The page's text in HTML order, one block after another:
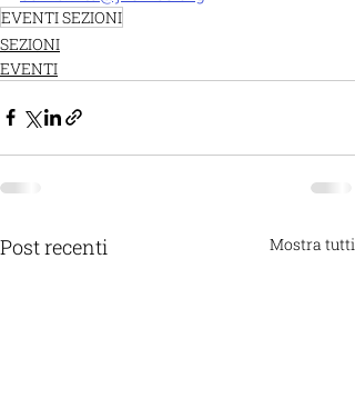
EVENTI SEZIONI
SEZIONI
EVENTI
Post recenti Mostra tutti